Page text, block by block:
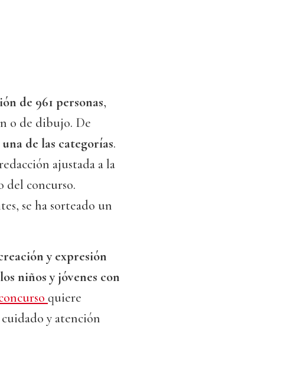
de 961 personas,
o de dibujo. De
de las categorías.
ajustada a la
del concurso.
se ha sorteado un
y expresión
niños y jóvenes con
quiere
y atención